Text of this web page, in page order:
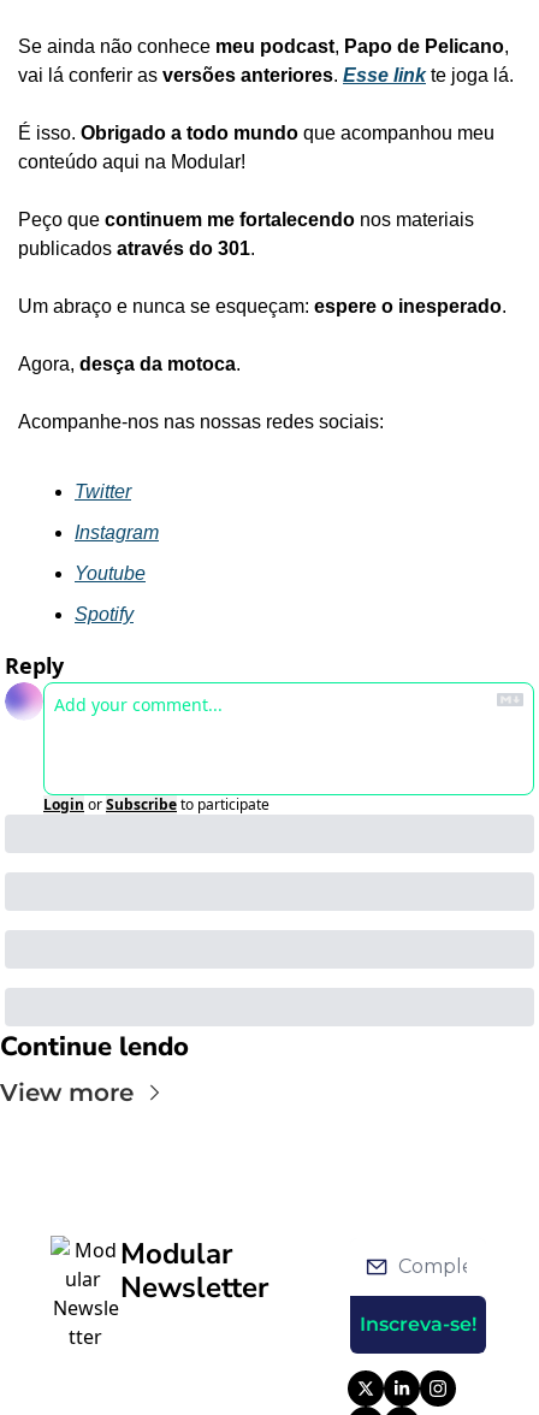
Se ainda não conhece meu podcast, Papo de Pelicano,
vai lá conferir as versões anteriores. Esse link te joga lá.
É isso. Obrigado a todo mundo que acompanhou meu
conteúdo aqui na Modular!
Peço que continuem me fortalecendo nos materiais
publicados através do 301.
Um abraço e nunca se esqueçam: espere o inesperado.
Agora, desça da motoca.
Acompanhe-nos nas nossas redes sociais:
Twitter
Instagram
Youtube
Spotify
Reply
Login orSubscribeto participate
Continue lendo
View more
Modular
Newsletter
Inscreva-se!